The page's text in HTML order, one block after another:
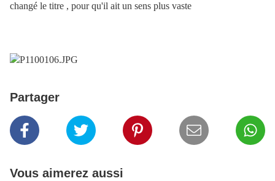
changé le titre , pour qu'il ait un sens plus vaste
Partager
Vous aimerez aussi